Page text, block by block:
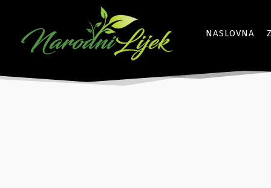
NASLOVNA